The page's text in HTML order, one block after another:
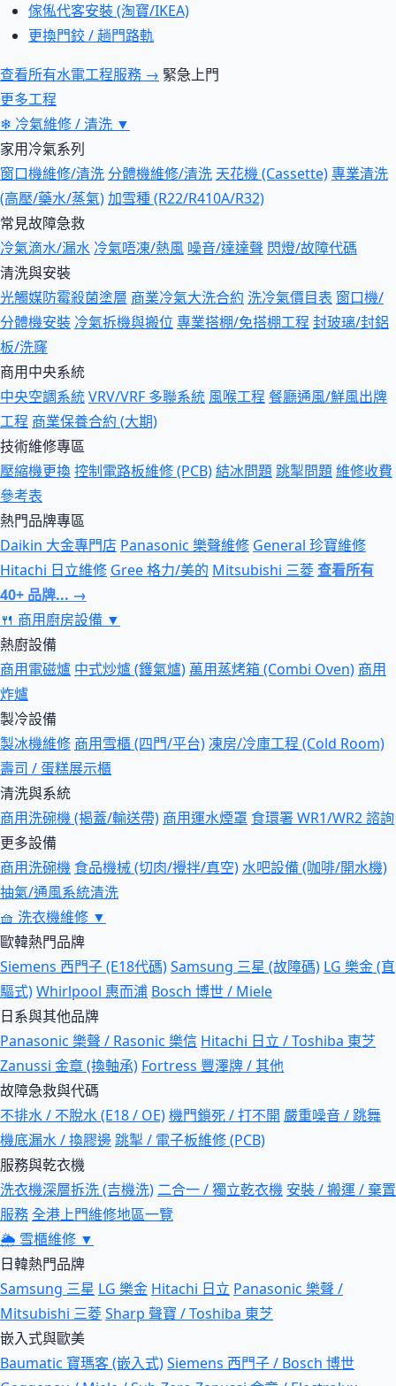
傢俬代客安裝 (淘寶/IKEA)
更換門鉸 / 趟門路軌
查看所有水電工程服務 → 緊急上門
更多工程
❄ 冷氣維修 / 清洗 ▼
家用冷氣系列
窗口機維修/清洗 分體機維修/清洗 天花機 (Cassette)專業清洗
(高壓/藥水/蒸氣)加雪種 (R22/R410A/R32)
常見故障急救
冷氣滴水/漏水 冷氣唔凍/熱風 噪音/達達聲 閃燈/故障代碼
清洗與安裝
光觸媒防霉殺菌塗層 商業冷氣大洗合約 洗冷氣價目表 窗口機/
分體機安裝 冷氣拆機與搬位 專業搭棚/免搭棚工程 封玻璃/封鋁
板/洗窿
商用中央系統
中央空調系統VRV/VRF 多聯系統 風喉工程 餐廳通風/鮮風出牌
工程 商業保養合約 (大期)
技術維修專區
壓縮機更換控制電路板維修 (PCB)結冰問題跳掣問題維修收費
參考表
熱門品牌專區
Daikin 大金專門店 Panasonic 樂聲維修 General 珍寶維修
Hitachi 日立維修 Gree 格力/美的 Mitsubishi 三菱查看所有
40+ 品牌... →
🍴 商用廚房設備 ▼
熱廚設備
商用電磁爐 中式炒爐 (鑊氣爐) 萬用蒸烤箱 (Combi Oven) 商用
炸爐
製冷設備
製冰機維修 商用雪櫃 (四門/平台)凍房/冷庫工程 (Cold Room)
壽司 / 蛋糕展示櫃
清洗與系統
商用洗碗機 (揭蓋/輸送帶) 商用運水煙罩 食環署 WR1/WR2 諮詢
更多設備
商用洗碗機 食品機械 (切肉/攪拌/真空)水吧設備 (咖啡/開水機)
抽氣/通風系統清洗
🧺 洗衣機維修 ▼
歐韓熱門品牌
Siemens 西門子 (E18代碼)Samsung 三星 (故障碼) LG 樂金 (直
驅式)Whirlpool 惠而浦 Bosch 博世 / Miele
日系與其他品牌
Panasonic 樂聲 / Rasonic 樂信 Hitachi 日立 / Toshiba 東芝
Zanussi 金章 (換軸承) Fortress 豐澤牌 / 其他
故障急救與代碼
不排水 / 不脫水 (E18 / OE)機門鎖死 / 打不開 嚴重噪音 / 跳舞
機底漏水 / 換膠邊跳掣 / 電子板維修 (PCB)
服務與乾衣機
洗衣機深層拆洗 (吉機洗) 二合一 / 獨立乾衣機 安裝 / 搬運 / 棄置
服務全港上門維修地區一覽
🌦 雪櫃維修 ▼
日韓熱門品牌
Samsung 三星 LG 樂金 Hitachi 日立 Panasonic 樂聲 /
Mitsubishi 三菱Sharp 聲寶 / Toshiba 東芝
嵌入式與歐美
Baumatic 寶瑪客 (嵌入式)Siemens 西門子 / Bosch 博世